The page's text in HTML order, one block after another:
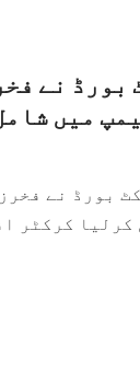
بورڈ نے
میں
بورڈ نے
کرکٹر